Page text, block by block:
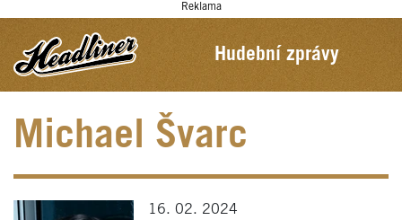
Reklama
Hudební zprávy
Michael Švarc
16. 02. 2024